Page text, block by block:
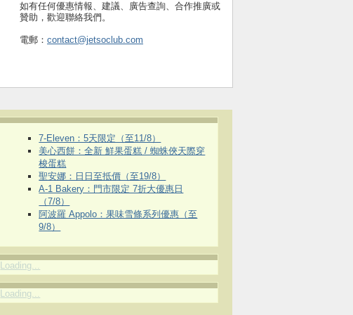
如有任何優惠情報、建議、廣告查詢、合作推廣或
贊助，歡迎聯絡我們。
電郵： contact@jetsoclub.com
7-Eleven：5天限定（至11/8）
美心西餅：全新 鮮果蛋糕 / 蜘蛛俠天際穿
梭蛋糕
聖安娜：日日至抵價（至19/8）
A-1 Bakery：門市限定 7折大優惠日
（7/8）
阿波羅 Appolo：果味雪條系列優惠（至
9/8）
Loading...
Loading...